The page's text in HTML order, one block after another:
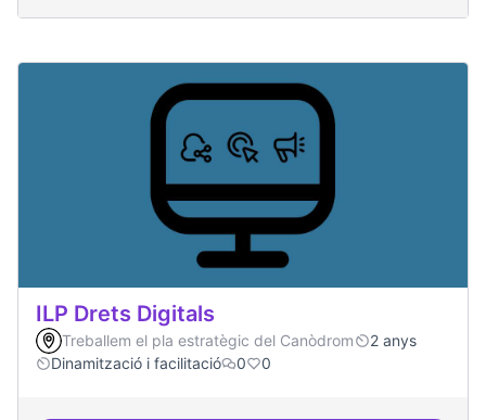
ILP Drets Digitals
Treballem el pla estratègic del Canòdrom
2 anys
Dinamització i facilitació
0 0